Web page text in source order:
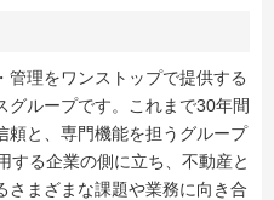
理をワンストップで提供する
グループです。これまで30年間
頼と、専門機能を担うグループ
する企業の側に立ち、不動産と
さまざまな課題や業務に向き合